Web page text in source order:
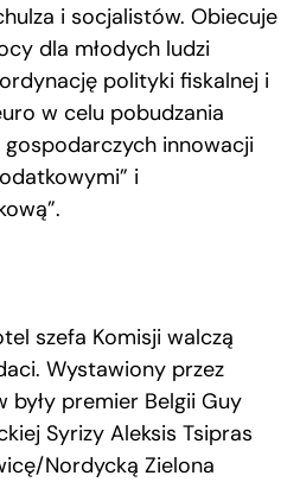
i socjalistów. Obiecuje
dla młodych ludzi
polityki fiskalnej i
w celu pobudzania
innowacji
i
szefa Komisji walczą
Wystawiony przez
były premier Belgii Guy
Syrizy Aleksis Tsipras
Nordycką Zielona